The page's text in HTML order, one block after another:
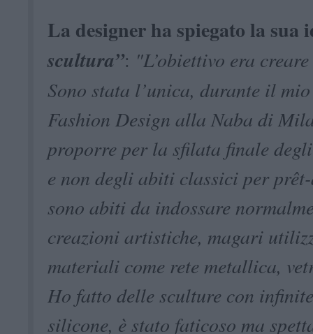
La designer ha spiegato la sua
scultura”: "L’obiettivo era
Sono stata l’unica, durante il
Fashion Design alla Naba di
proporre per la sfilata finale
e non degli abiti classici per
sono abiti da indossare
creazioni artistiche, magari
materiali come rete metallica,
Ho fatto delle sculture con
silicone, è stato faticoso ma